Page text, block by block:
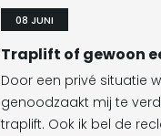
08 JUNI
Traplift of gewoon
Door een privé situatie
genoodzaakt mij te
traplift. Ook ik bel de